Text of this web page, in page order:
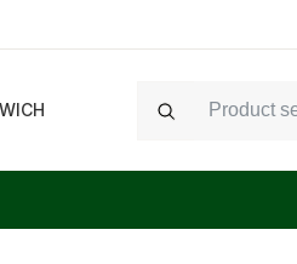
Search